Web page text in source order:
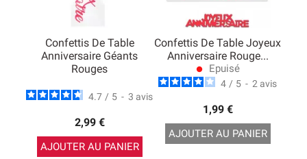
Confettis De Table
Anniversaire Géants
Rouges
4.7 / 5 - 3 avis
2,99 €
AJOUTER AU PANIER
Confettis De Table Joyeux
Anniversaire Rouge...
lens Epuisé
4 / 5 - 2 avis
1,99 €
AJOUTER AU PANIER